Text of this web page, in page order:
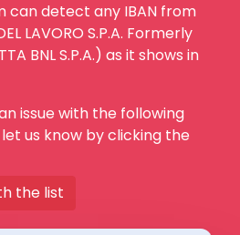
can detect any IBAN from
LAVORO S.P.A. Formerly
BNL S.P.A.) as it shows in
issue with the following
us know by clicking the
the list